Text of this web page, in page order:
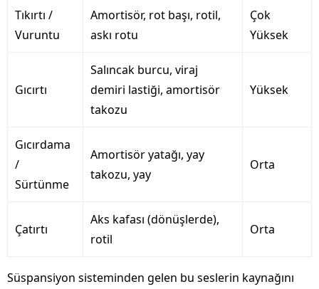
Tıkırtı /
Vuruntu
Amortisör, rot başı, rotil,
askı rotu
Çok
Yüksek
Gıcırtı
Salıncak burcu, viraj
demiri lastiği, amortisör
takozu
Yüksek
Gıcırdama
/
Sürtünme
Amortisör yatağı, yay
takozu, yay
Orta
Çatırtı
Aks kafası (dönüşlerde),
rotil
Orta
Süspansiyon sisteminden gelen bu seslerin kaynağını